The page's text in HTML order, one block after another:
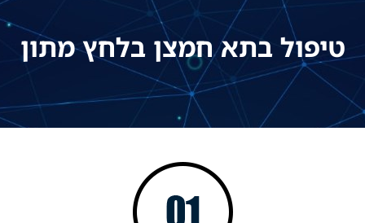
טיפול בתא חמצן בלחץ מתון